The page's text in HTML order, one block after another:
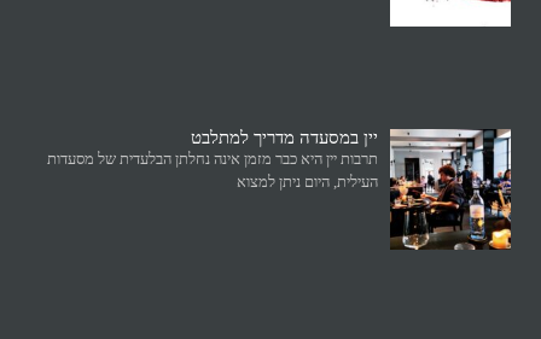
יין במסעדה מדריך למתלבט
תרבות יין היא כבר מזמן אינה נחלתן הבלעדית של מסעדות
העילית, היום ניתן למצוא